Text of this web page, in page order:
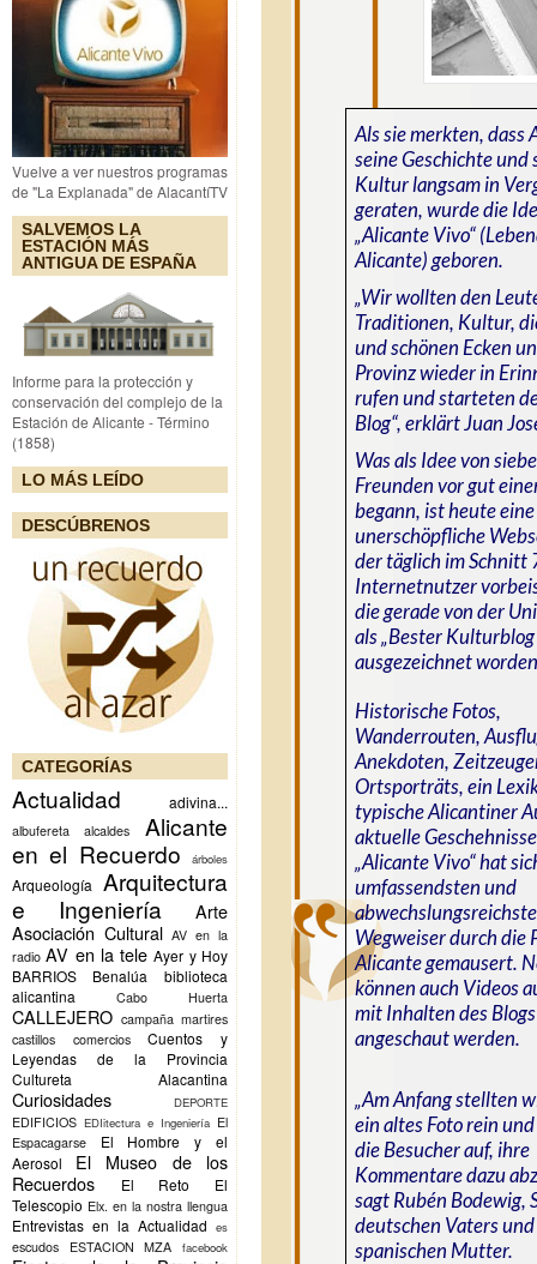
Vuelve a ver nuestros programas
de "La Explanada" de AlacantíTV
SALVEMOS LA
ESTACIÓN MÁS
ANTIGUA DE ESPAÑA
Informe para la protección y
conservación del complejo de la
Estación de Alicante - Término
(1858)
LO MÁS LEÍDO
DESCÚBRENOS
CATEGORÍAS
Actualidad adivina...
albufereta alcaldes
Alicante
en el Recuerdo
árboles
Arqueología Arquitectura
e Ingeniería
Arte
Asociación Cultural AV en la
radio AV en la tele Ayer y Hoy
BARRIOS
Benalúa
biblioteca
alicantina
Cabo Huerta
CALLEJERO campaña martires
castillos
comercios
Cuentos y
Leyendas de la Provincia
Cultureta Alacantina
Curiosidades DEPORTE
EDIFICIOS EDIitectura e Ingeniería El
Espacagarse
El Hombre y el
Aerosol
El Museo de los
Recuerdos
El Reto
El
Telescopio Elx. en la nostra llengua
Entrevistas en la Actualidad es
escudos ESTACION MZA facebook
Als sie merkten, dass
seine Geschichte und
Kultur langsam in
geraten, wurde die
„Alicante Vivo“
Alicante) geboren.
„Wir wollten den
Traditionen, Kultur,
und schönen Ecken
Provinz wieder in
rufen und starteten
Blog“, erklärt Juan
Was als Idee von
Freunden vor gut
begann, ist heute
unerschöpfliche
der täglich im Schnitt
Internetnutzer
die gerade von der
als „Bester
ausgezeichnet
Historische Fotos,
Wanderrouten,
Anekdoten,
Ortsporträts, ein
typische Alicantiner
aktuelle
„Alicante Vivo“ hat
umfassendsten und
Wegweiser durch die
Alicante gemausert.
können auch Videos
mit Inhalten des Blogs
angeschaut werden.
„Am Anfang stellten
ein altes Foto rein
die Besucher auf, ihre
Kommentare dazu
sagt Rubén Bodewig,
deutschen Vaters
spanischen Mutter.